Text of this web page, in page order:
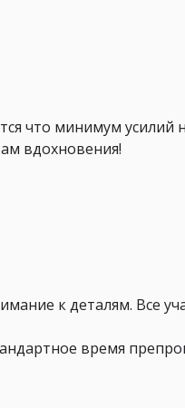
что минимум усилий
вдохновения!
к деталям. Все
время